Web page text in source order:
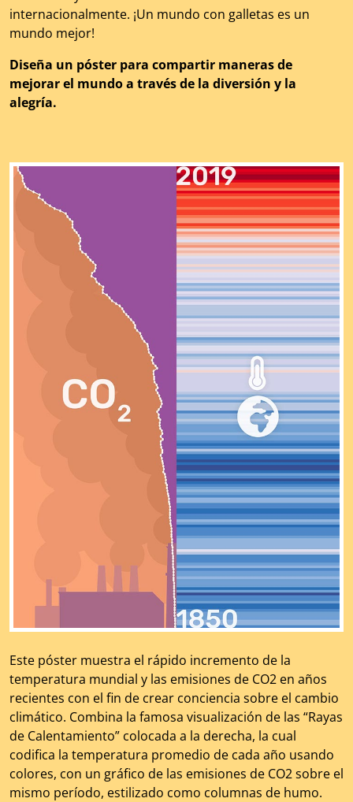
internacionalmente. ¡Un mundo con galletas es un
mundo mejor!
Diseña un póster para compartir maneras de
mejorar el mundo a través de la diversión y la
alegría.
Este póster muestra el rápido incremento de la
temperatura mundial y las emisiones de CO2 en años
recientes con el fin de crear conciencia sobre el cambio
climático. Combina la famosa visualización de las “Rayas
de Calentamiento” colocada a la derecha, la cual
codifica la temperatura promedio de cada año usando
colores, con un gráfico de las emisiones de CO2 sobre el
mismo período, estilizado como columnas de humo.